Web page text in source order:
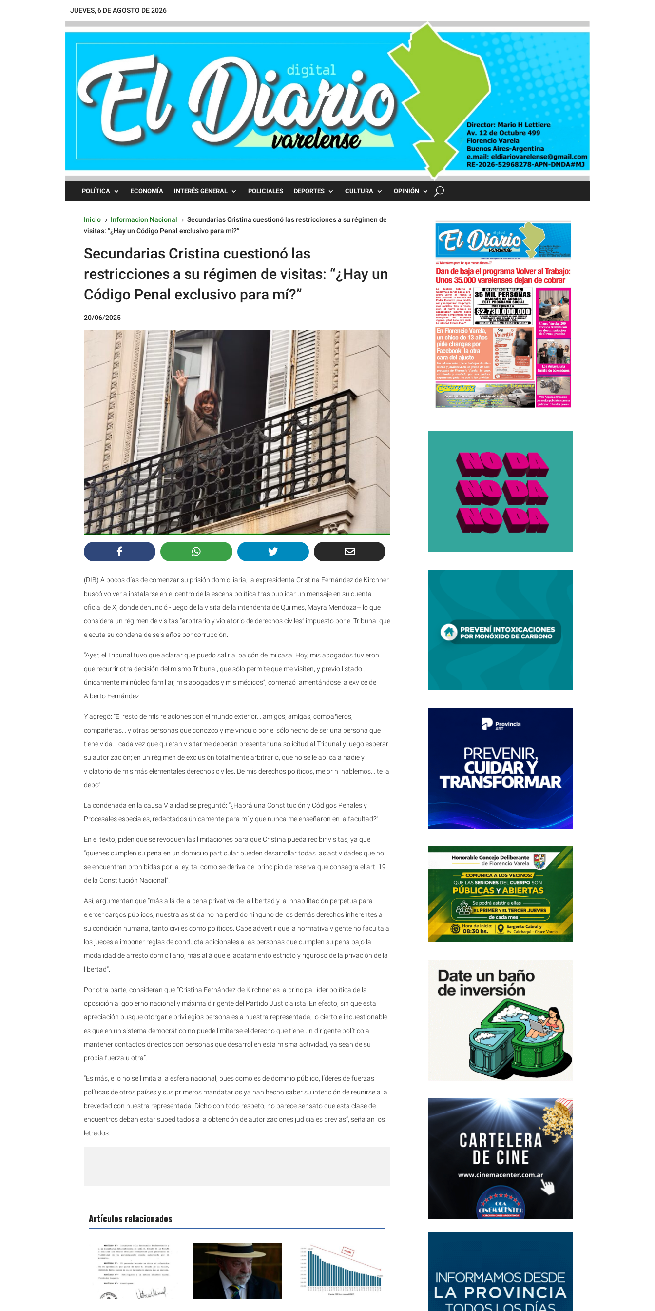
JUEVES, 6 DE AGOSTO DE 2026
POLÍTICA ECONOMÍA INTERÉS GENERAL POLICIALES DEPORTES CULTURA OPINIÓN
Inicio 5 Informacion Nacional 5 Secundarias Cristina cuestionó las restricciones a su régimen de
visitas: “¿Hay un Código Penal exclusivo para mí?”
Secundarias Cristina cuestionó las
restricciones a su régimen de visitas: “¿Hay un
Código Penal exclusivo para mí?”
20/06/2025
(DIB) A pocos días de comenzar su prisión domiciliaria, la expresidenta Cristina Fernández de Kirchner
buscó volver a instalarse en el centro de la escena política tras publicar un mensaje en su cuenta
oficial de X, donde denunció -luego de la visita de la intendenta de Quilmes, Mayra Mendoza– lo que
considera un régimen de visitas “arbitrario y violatorio de derechos civiles” impuesto por el Tribunal que
ejecuta su condena de seis años por corrupción.
“Ayer, el Tribunal tuvo que aclarar que puedo salir al balcón de mi casa. Hoy, mis abogados tuvieron
que recurrir otra decisión del mismo Tribunal, que sólo permite que me visiten, y previo listado…
únicamente mi núcleo familiar, mis abogados y mis médicos”, comenzó lamentándose la exvice de
Alberto Fernández.
Y agregó: “El resto de mis relaciones con el mundo exterior… amigos, amigas, compañeros,
compañeras… y otras personas que conozco y me vinculo por el sólo hecho de ser una persona que
tiene vida… cada vez que quieran visitarme deberán presentar una solicitud al Tribunal y luego esperar
su autorización; en un régimen de exclusión totalmente arbitrario, que no se le aplica a nadie y
violatorio de mis más elementales derechos civiles. De mis derechos políticos, mejor ni hablemos… te la
debo”.
La condenada en la causa Vialidad se preguntó: “¿Habrá una Constitución y Códigos Penales y
Procesales especiales, redactados únicamente para mí y que nunca me enseñaron en la facultad?”.
En el texto, piden que se revoquen las limitaciones para que Cristina pueda recibir visitas, ya que
“quienes cumplen su pena en un domicilio particular pueden desarrollar todas las actividades que no
se encuentran prohibidas por la ley, tal como se deriva del principio de reserva que consagra el art. 19
de la Constitución Nacional”.
Así, argumentan que “más allá de la pena privativa de la libertad y la inhabilitación perpetua para
ejercer cargos públicos, nuestra asistida no ha perdido ninguno de los demás derechos inherentes a
su condición humana, tanto civiles como políticos. Cabe advertir que la normativa vigente no faculta a
los jueces a imponer reglas de conducta adicionales a las personas que cumplen su pena bajo la
modalidad de arresto domiciliario, más allá que el acatamiento estricto y riguroso de la privación de la
libertad”.
Por otra parte, consideran que “Cristina Fernández de Kirchner es la principal líder política de la
oposición al gobierno nacional y máxima dirigente del Partido Justicialista. En efecto, sin que esta
apreciación busque otorgarle privilegios personales a nuestra representada, lo cierto e incuestionable
es que en un sistema democrático no puede limitarse el derecho que tiene un dirigente político a
mantener contactos directos con personas que desarrollen esta misma actividad, ya sean de su
propia fuerza u otra”.
“Es más, ello no se limita a la esfera nacional, pues como es de dominio público, líderes de fuerzas
políticas de otros países y sus primeros mandatarios ya han hecho saber su intención de reunirse a la
brevedad con nuestra representada. Dicho con todo respeto, no parece sensato que esta clase de
encuentros deban estar supeditados a la obtención de autorizaciones judiciales previas”, señalan los
letrados.
Artículos relacionados